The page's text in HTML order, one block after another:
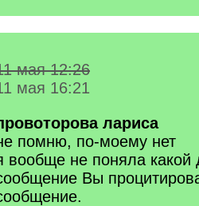
мая 12:26
мая 16:21
лариса
помню, по-моему нет
вообще не поняла какой
Вы